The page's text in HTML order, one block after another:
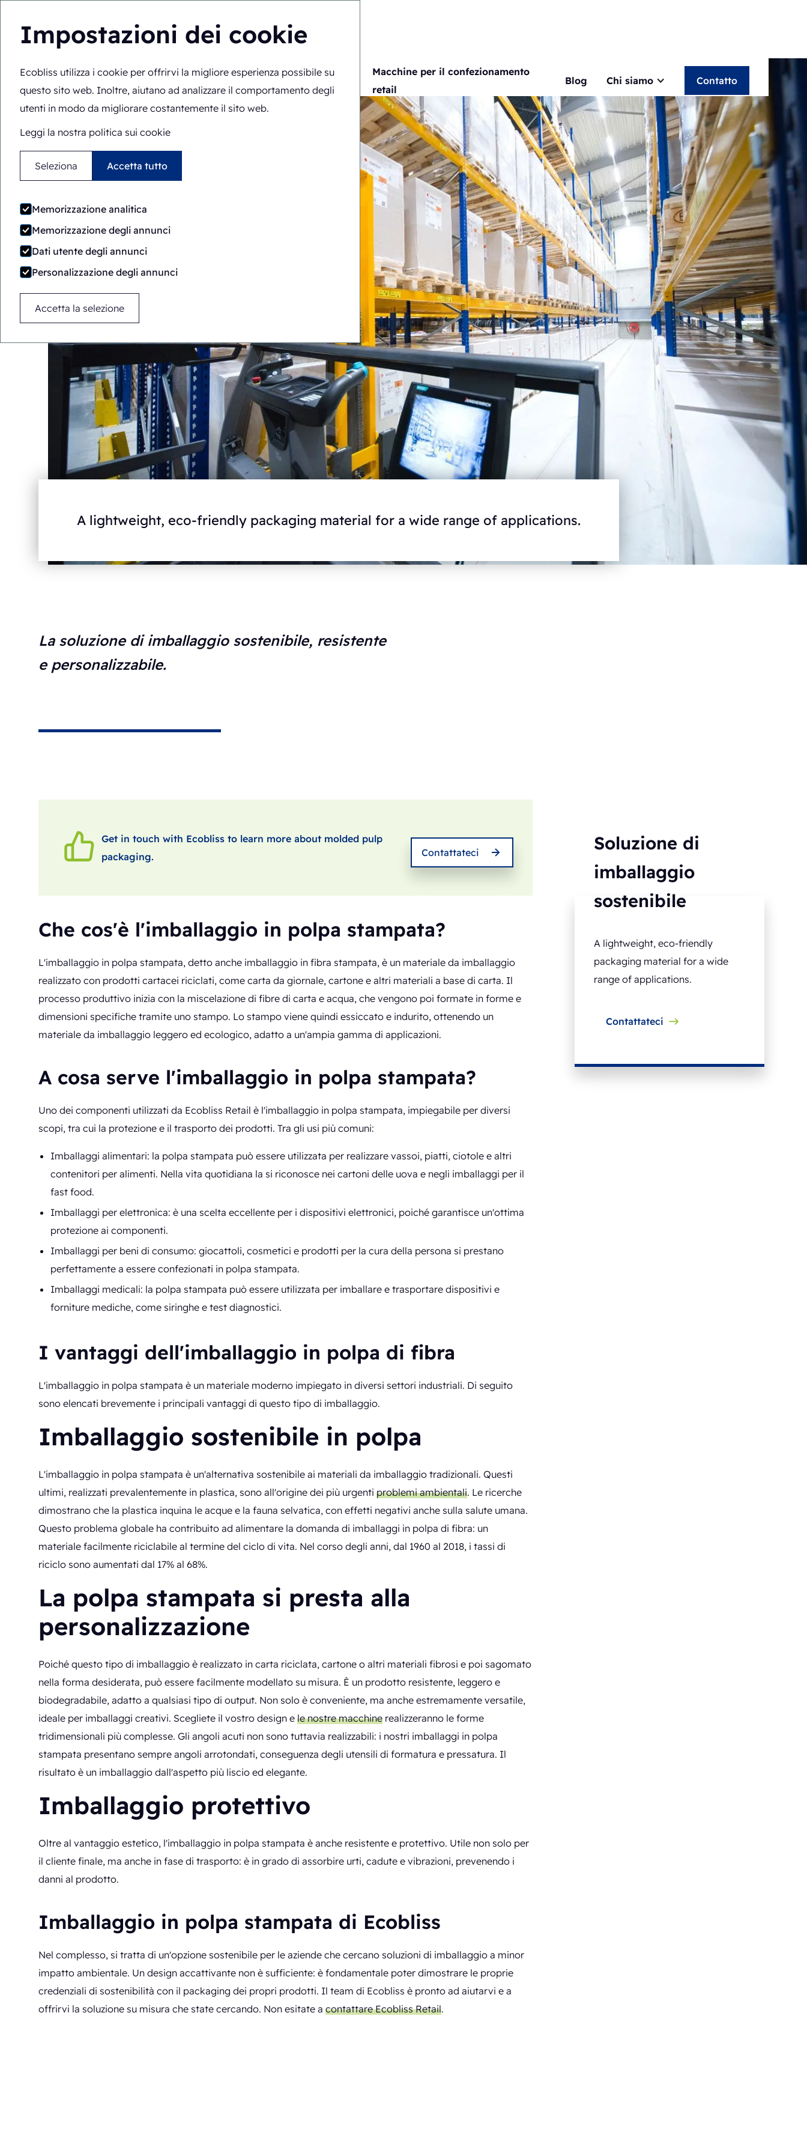
Impostazioni dei cookie
Ecobliss utilizza i cookie per offrirvi la migliore esperienza possibile su
questo sito web. Inoltre, aiutano ad analizzare il comportamento degli
utenti in modo da migliorare costantemente il sito web.
Leggi la nostra politica sui cookie
Seleziona Accetta tutto
Memorizzazione analitica
Memorizzazione degli annunci
Dati utente degli annunci
Personalizzazione degli annunci
Accetta la selezione
Macchine per il confezionamento
farmaceutico
Macchine per il confezionamento
retail
Blog Chi siamo Contatto
imballaggio in polpa
stampata
A lightweight, eco-friendly packaging material for a wide range of applications.
La soluzione di imballaggio sostenibile, resistente
e personalizzabile.
Get in touch with Ecobliss to learn more about molded pulp
packaging.
Contattateci
Che cos'è l'imballaggio in polpa stampata?
L'imballaggio in polpa stampata, detto anche imballaggio in fibra stampata, è un materiale da imballaggio
realizzato con prodotti cartacei riciclati, come carta da giornale, cartone e altri materiali a base di carta. Il
processo produttivo inizia con la miscelazione di fibre di carta e acqua, che vengono poi formate in forme e
dimensioni specifiche tramite uno stampo. Lo stampo viene quindi essiccato e indurito, ottenendo un
materiale da imballaggio leggero ed ecologico, adatto a un'ampia gamma di applicazioni.
A cosa serve l'imballaggio in polpa stampata?
Uno dei componenti utilizzati da Ecobliss Retail è l'imballaggio in polpa stampata, impiegabile per diversi
scopi, tra cui la protezione e il trasporto dei prodotti. Tra gli usi più comuni:
Imballaggi alimentari: la polpa stampata può essere utilizzata per realizzare vassoi, piatti, ciotole e altri
contenitori per alimenti. Nella vita quotidiana la si riconosce nei cartoni delle uova e negli imballaggi per il
fast food.
Imballaggi per elettronica: è una scelta eccellente per i dispositivi elettronici, poiché garantisce un'ottima
protezione ai componenti.
Imballaggi per beni di consumo: giocattoli, cosmetici e prodotti per la cura della persona si prestano
perfettamente a essere confezionati in polpa stampata.
Imballaggi medicali: la polpa stampata può essere utilizzata per imballare e trasportare dispositivi e
forniture mediche, come siringhe e test diagnostici.
I vantaggi dell'imballaggio in polpa di fibra
L'imballaggio in polpa stampata è un materiale moderno impiegato in diversi settori industriali. Di seguito
sono elencati brevemente i principali vantaggi di questo tipo di imballaggio.
Imballaggio sostenibile in polpa
L'imballaggio in polpa stampata è un'alternativa sostenibile ai materiali da imballaggio tradizionali. Questi
ultimi, realizzati prevalentemente in plastica, sono all'origine dei più urgenti problemi ambientali. Le ricerche
dimostrano che la plastica inquina le acque e la fauna selvatica, con effetti negativi anche sulla salute umana.
Questo problema globale ha contribuito ad alimentare la domanda di imballaggi in polpa di fibra: un
materiale facilmente riciclabile al termine del ciclo di vita. Nel corso degli anni, dal 1960 al 2018, i tassi di
riciclo sono aumentati dal 17% al 68%.
La polpa stampata si presta alla
personalizzazione
Poiché questo tipo di imballaggio è realizzato in carta riciclata, cartone o altri materiali fibrosi e poi sagomato
nella forma desiderata, può essere facilmente modellato su misura. È un prodotto resistente, leggero e
biodegradabile, adatto a qualsiasi tipo di output. Non solo è conveniente, ma anche estremamente versatile,
ideale per imballaggi creativi. Scegliete il vostro design e le nostre macchine realizzeranno le forme
tridimensionali più complesse. Gli angoli acuti non sono tuttavia realizzabili: i nostri imballaggi in polpa
stampata presentano sempre angoli arrotondati, conseguenza degli utensili di formatura e pressatura. Il
risultato è un imballaggio dall'aspetto più liscio ed elegante.
Imballaggio protettivo
Oltre al vantaggio estetico, l'imballaggio in polpa stampata è anche resistente e protettivo. Utile non solo per
il cliente finale, ma anche in fase di trasporto: è in grado di assorbire urti, cadute e vibrazioni, prevenendo i
danni al prodotto.
Imballaggio in polpa stampata di Ecobliss
Nel complesso, si tratta di un'opzione sostenibile per le aziende che cercano soluzioni di imballaggio a minor
impatto ambientale. Un design accattivante non è sufficiente: è fondamentale poter dimostrare le proprie
credenziali di sostenibilità con il packaging dei propri prodotti. Il team di Ecobliss è pronto ad aiutarvi e a
offrirvi la soluzione su misura che state cercando. Non esitate a contattare Ecobliss Retail.
Soluzione di
imballaggio
sostenibile
A lightweight, eco-friendly
packaging material for a wide
range of applications.
Contattateci